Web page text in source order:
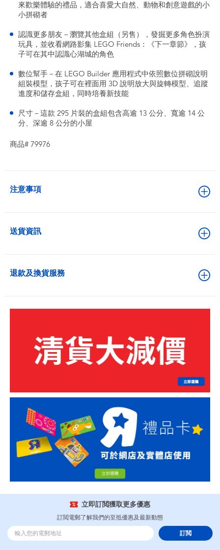
來歡樂體驗的禮品，適合喜愛大自然、動物和創意遊戲的小
小拼砌者
認識更多朋友－瀏覽其他盒組（另售），發掘更多角色扮演
玩具，並收看網路影集 LEGO Friends：《下一章節》，孩
子可在其中認識心湖城的角色
數位幫手－在 LEGO Builder 應用程式中依照數位拼砌說明
組裝模型，孩子可在裡面用 3D 說明放大與旋轉模型、追蹤
進度和儲存盒組，同時培養新技能
尺寸－這款 295 片裝的盒組包含高逾 13 公分、寬逾 14 公
分、深逾 8 公分的小屋
商品# 79976
注意事項
送貨資訊
退款及換貨服務
立即訂閲獲取更多優惠
訂閲電郵了解我們的至抵優惠及最新動態
訂閲